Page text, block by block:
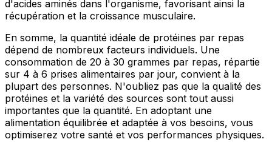
d'acides aminés dans l'organisme, favorisant ainsi la
récupération et la croissance musculaire.
En somme, la quantité idéale de protéines par repas
dépend de nombreux facteurs individuels. Une
consommation de 20 à 30 grammes par repas, répartie
sur 4 à 6 prises alimentaires par jour, convient à la
plupart des personnes. N'oubliez pas que la qualité des
protéines et la variété des sources sont tout aussi
importantes que la quantité. En adoptant une
alimentation équilibrée et adaptée à vos besoins, vous
optimiserez votre santé et vos performances physiques.